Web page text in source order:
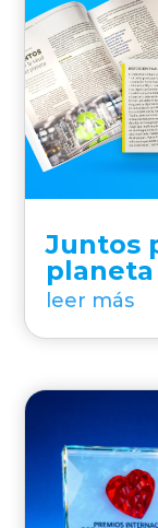
Juntos
planeta
leer más